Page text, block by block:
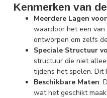
Kenmerken van
Meerdere Lagen
waardoor het een
ontworpen om zelfs
Speciale Structuur
structuur die niet
tijdens het spelen. Dit
Beschikbare Maten:
wat het geschikt